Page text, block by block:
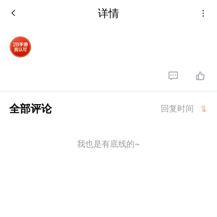
详情
全部评论 回复时间
我也是有底线的~